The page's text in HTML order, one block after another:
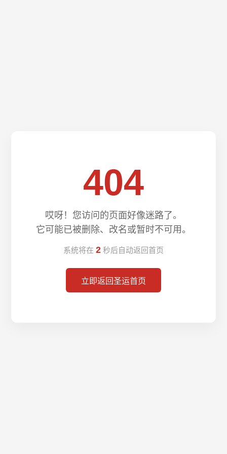
404
哎呀！您访问的页面好像迷路了。
它可能已被删除、改名或暂时不可用。
系统将在 2 秒后自动返回首页
立即返回圣运首页